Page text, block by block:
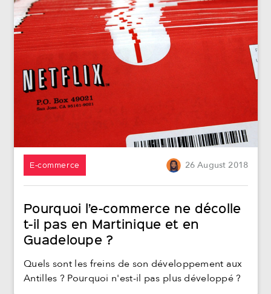
E-commerce 26August 2018
Pourquoi l’e-commerce ne décolle
t-il pas en Martinique et en
Guadeloupe ?
Quels sont les freins de son développement aux
Antilles ? Pourquoi n'est-il pas plus développé ?